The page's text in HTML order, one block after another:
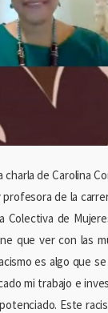
charla de Carolina
de la
Colectiva de
que ver con las
es algo que
mi trabajo e
Este